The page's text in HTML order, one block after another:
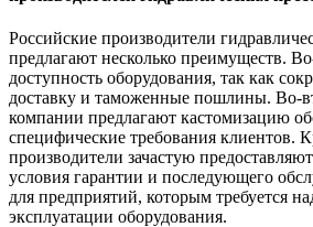
Российские производители
предлагают несколько преимуществ.
доступность оборудования, так как
доставку и таможенные пошлины. Во-
компании предлагают кастомизацию
специфические требования клиентов.
производители зачастую
условия гарантии и последующего
для предприятий, которым требуется
эксплуатации оборудования.